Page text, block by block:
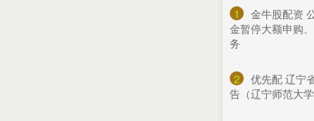
1
金牛股配资
金暂停大额申购
务
2
优先配 辽宁
告（辽宁师范大学